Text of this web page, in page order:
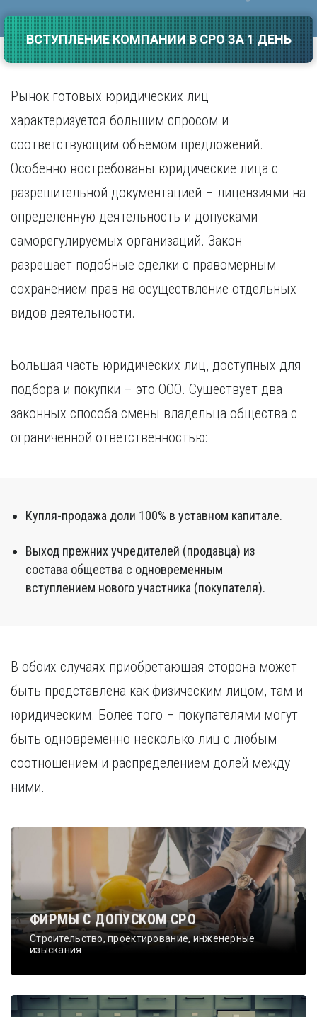
Волгоград
Воронеж
Е
И
Иваново
Ижевск
Калининград
Калуга
Киров
Краснодар
Красноярск
Курган
Л
Липецк
М
Магнитогорск
Набережные Челны
Нижний Тагил
Новокузнецк
Новосибирск
Саратов
Севастополь
Симферополь
Смоленск
Ставрополь
Т
Тамбов
Тольятти
Томск
Тула
Тюмень
Улан-Удэ
Ульяновск
Чебоксары
Челябинск
Череповец
Я
ВСТУПЛЕНИЕ КОМПАНИИ В СРО ЗА 1 ДЕНЬ
Рынок готовых юридических лиц
характеризуется большим спросом и
соответствующим объемом предложений.
Особенно востребованы юридические лица с
разрешительной документацией – лицензиями на
определенную деятельность и допусками
саморегулируемых организаций. Закон
разрешает подобные сделки с правомерным
сохранением прав на осуществление отдельных
видов деятельности.
Большая часть юридических лиц, доступных для
подбора и покупки – это ООО. Существует два
законных способа смены владельца общества с
ограниченной ответственностью:
Купля-продажа доли 100% в уставном капитале.
Выход прежних учредителей (продавца) из
состава общества с одновременным
вступлением нового участника (покупателя).
В обоих случаях приобретающая сторона может
быть представлена как физическим лицом, там и
юридическим. Более того – покупателями могут
быть одновременно несколько лиц с любым
соотношением и распределением долей между
ними.
ФИРМЫ С ДОПУСКОМ СРО
Строительство, проектирование, инженерные
изыскания